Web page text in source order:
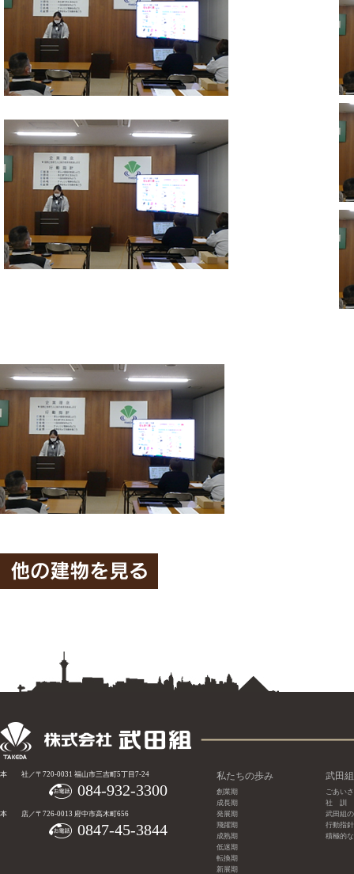
本 社／〒720-0031 福山市三吉町5丁目7-24
084-932-3300
本 店／〒726-0013 府中市高木町656
0847-45-3844
私たちの歩み
創業期
成長期
発展期
飛躍期
成熟期
低迷期
転換期
新展期
武田
ごあい
社 訓
武田組
行動指針
積極的